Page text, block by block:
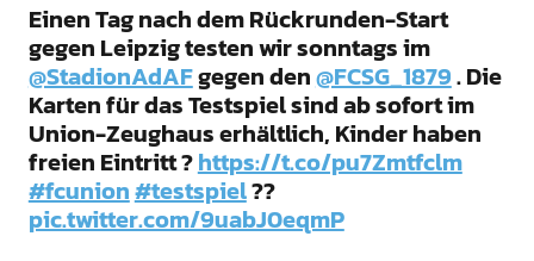
Einen Tag nach dem Rückrunden-Start
gegen Leipzig testen wir sonntags im
@StadionAdAFgegen den@FCSG_1879. Die
Karten für das Testspiel sind ab sofort im
Union-Zeughaus erhältlich, Kinder haben
freien Eintritt ?https://t.co/pu7Zmtfclm
#fcunion#testspiel??
pic.twitter.com/9uabJ0eqmP